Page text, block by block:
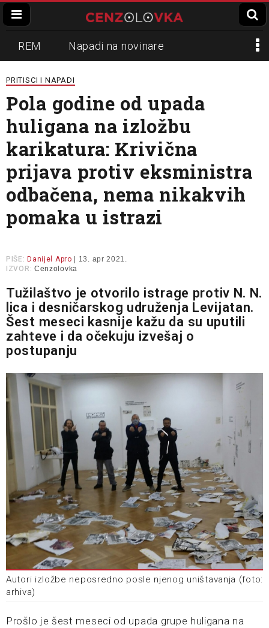
REM Napadi na novinare
Zvučni top
Propaganda Lokalni mediji
Informer Slavko Ćuruvija
PRITISCI I NAPADI
Pola godine od upada
huligana na izložbu
karikatura: Krivična
prijava protiv eksministra
odbačena, nema nikakvih
pomaka u istrazi
PIŠE: Danijel Apro | 13. apr 2021.
IZVOR: Cenzolovka
Tužilaštvo je otvorilo istrage protiv N. N.
lica i desničarskog udruženja Levijatan.
Šest meseci kasnije kažu da su uputili
zahteve i da očekuju izvešaj o
postupanju
Autori izložbe neposredno posle njenog uništavanja (foto:
arhiva)
Prošlo je šest meseci od upada grupe huligana na